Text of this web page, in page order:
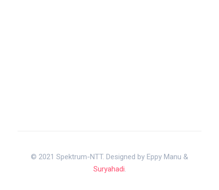
© 2021 Spektrum-NTT. Designed by Eppy Manu &
Suryahadi